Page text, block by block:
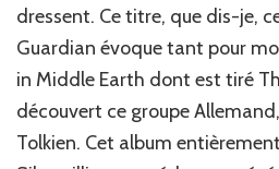
dressent. Ce titre, que dis-je,
Guardian évoque tant pour
in Middle Earth dont est tiré
découvert ce groupe
Tolkien. Cet album